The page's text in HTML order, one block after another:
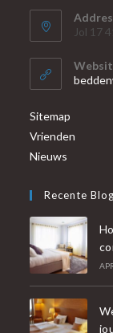
Jol 17
Sitemap
Vrienden
Nieuws
Recente